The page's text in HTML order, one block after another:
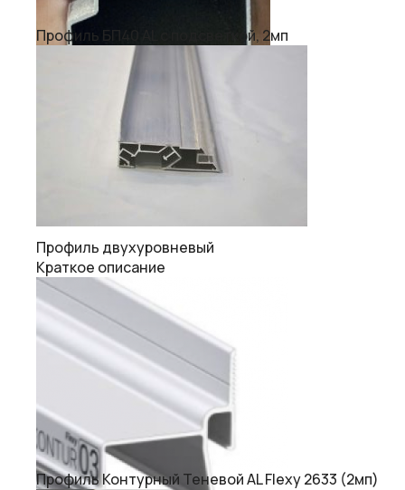
Профиль БП40 AL с подсветкой, 2мп
Профиль двухуровневый
Краткое описание
Профиль Контурный Теневой AL Flexy 2633 (2мп)